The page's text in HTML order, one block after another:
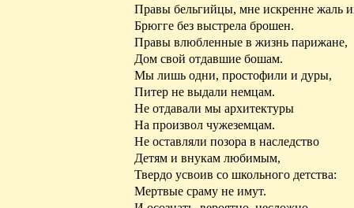
Правы бельгийцы, мне искренне жаль
Брюгге без выстрела брошен.
Правы влюбленные в жизнь парижане,
Дом свой отдавшие бошам.
Мы лишь одни, простофили и дуры,
Питер не выдали немцам.
Не отдавали мы архитектуры
На произвол чужеземцам.
Не оставляли позора в наследство
Детям и внукам любимым,
Твердо усвоив со школьного детства:
Мертвые сраму не имут.